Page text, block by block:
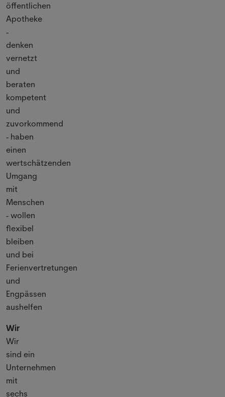
öffentlichen
Apotheke
-
denken
vernetzt
und
beraten
kompetent
und
zuvorkommend
- haben
einen
wertschätzenden
Umgang
mit
Menschen
- wollen
flexibel
bleiben
und bei
Ferienvertretungen
und
Engpässen
aushelfen
Wir
Wir
sind ein
Unternehmen
mit
sechs